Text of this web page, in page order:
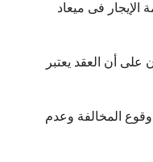
الإيجار فى ميعاد
على أن العقد يعتبر
وقوع المخالفة وعدم